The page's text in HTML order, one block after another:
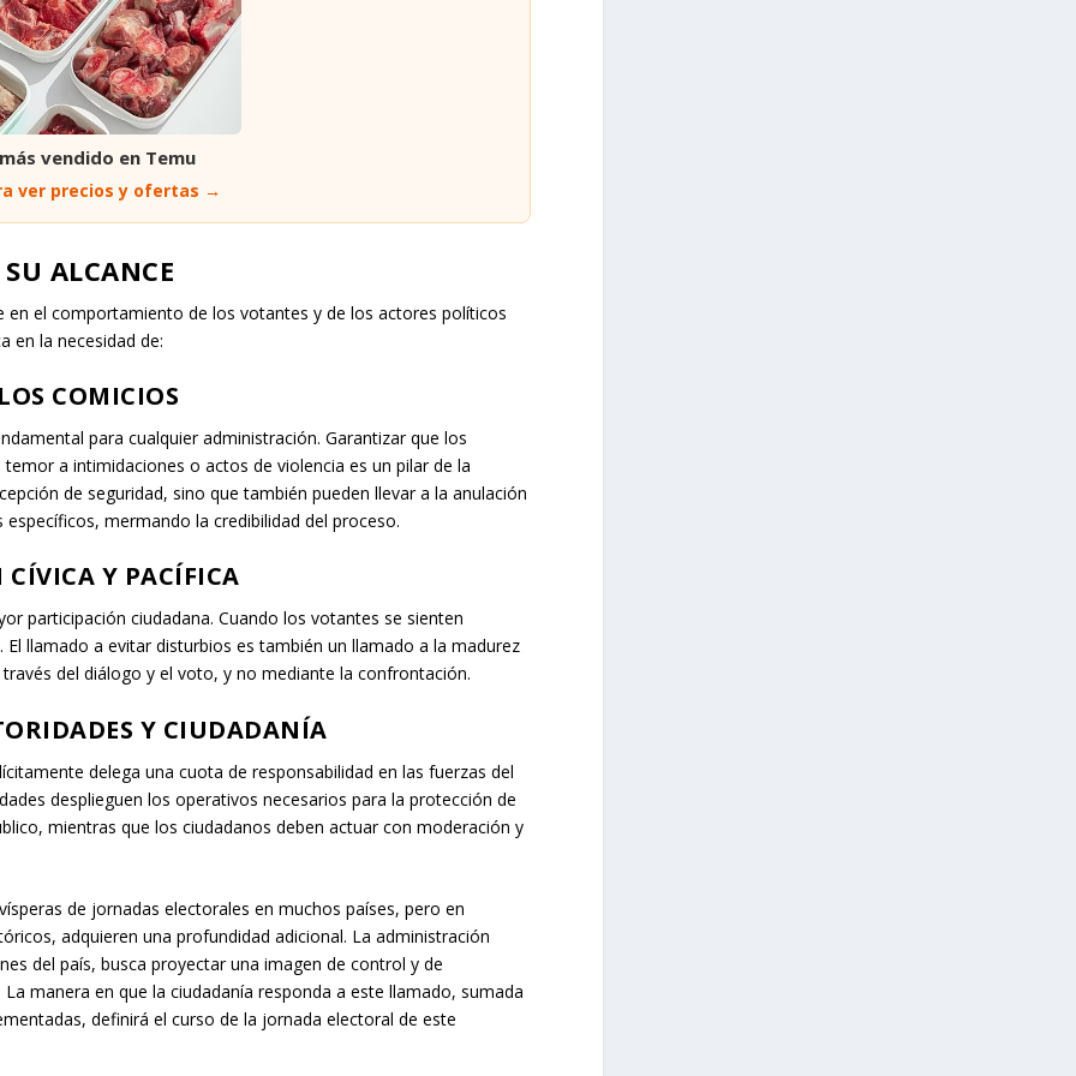
vendido en Temu
ver precios y ofertas →
ALCANCE
en el comportamiento de los votantes y de los actores políticos
en la necesidad de:
COMICIOS
para cualquier administración. Garantizar que los
a intimidaciones o actos de violencia es un pilar de la
de seguridad, sino que también pueden llevar a la anulación
mermando la credibilidad del proceso.
Y PACÍFICA
participación ciudadana. Cuando los votantes se sienten
llamado a evitar disturbios es también un llamado a la madurez
del diálogo y el voto, y no mediante la confrontación.
Y CIUDADANÍA
delega una cuota de responsabilidad en las fuerzas del
desplieguen los operativos necesarios para la protección de
mientras que los ciudadanos deben actuar con moderación y
de jornadas electorales en muchos países, pero en
adquieren una profundidad adicional. La administración
del país, busca proyectar una imagen de control y de
manera en que la ciudadanía responda a este llamado, sumada
definirá el curso de la jornada electoral de este